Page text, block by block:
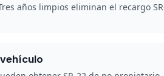
años limpios eliminan el recargo